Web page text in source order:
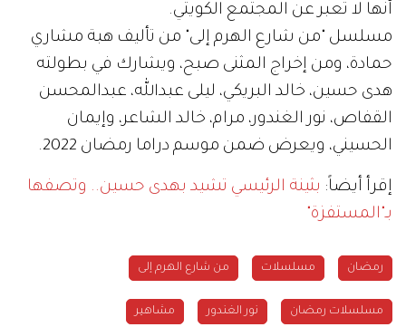
أنها لا تعبر عن المجتمع الكويتي.
مسلسل "من شارع الهرم إلى" من تأليف هبة مشاري
حمادة، ومن إخراج المثنى صبح، ويشارك في بطولته
هدى حسين، خالد البريكي، ليلى عبدالله، عبدالمحسن
القفاص، نور الغندور، مرام، خالد الشاعر، وإيمان
الحسيني، ويعرض ضمن موسم دراما رمضان 2022.
إقرأ أيضاً: بثينة الرئيسي تشيد بهدى حسين.. وتصفها
بـ"المستفزة"
رمضان مسلسلات من شارع الهرم إلى
مسلسلات رمضان نور الغندور مشاهير